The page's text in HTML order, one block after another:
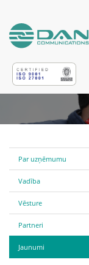
Par uzņēmumu
Vadība
Vēsture
Partneri
Jaunumi